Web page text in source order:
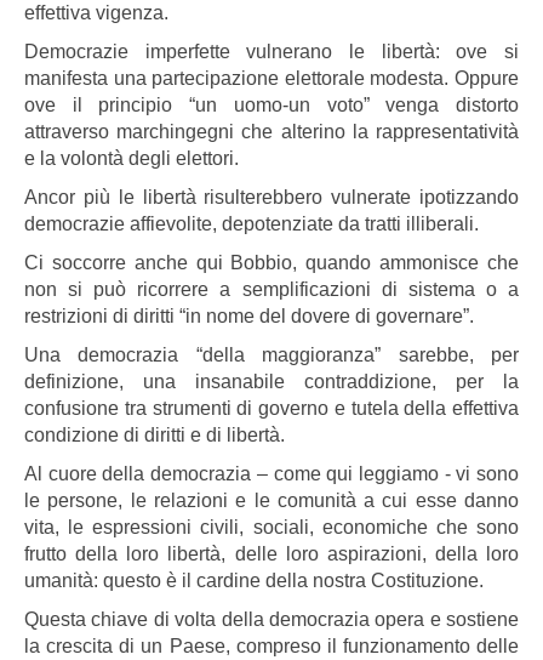
effettiva vigenza.
Democrazie imperfette vulnerano le libertà: ove si
manifesta una partecipazione elettorale modesta. Oppure
ove il principio “un uomo-un voto” venga distorto
attraverso marchingegni che alterino la rappresentatività
e la volontà degli elettori.
Ancor più le libertà risulterebbero vulnerate ipotizzando
democrazie affievolite, depotenziate da tratti illiberali.
Ci soccorre anche qui Bobbio, quando ammonisce che
non si può ricorrere a semplificazioni di sistema o a
restrizioni di diritti “in nome del dovere di governare”.
Una democrazia “della maggioranza” sarebbe, per
definizione, una insanabile contraddizione, per la
confusione tra strumenti di governo e tutela della effettiva
condizione di diritti e di libertà.
Al cuore della democrazia – come qui leggiamo - vi sono
le persone, le relazioni e le comunità a cui esse danno
vita, le espressioni civili, sociali, economiche che sono
frutto della loro libertà, delle loro aspirazioni, della loro
umanità: questo è il cardine della nostra Costituzione.
Questa chiave di volta della democrazia opera e sostiene
la crescita di un Paese, compreso il funzionamento delle